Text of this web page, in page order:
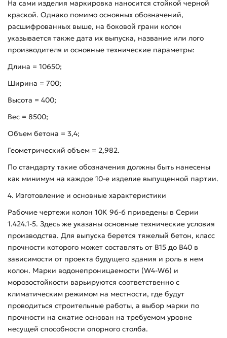
На сами изделия маркировка наносится стойкой черной
краской. Однако помимо основных обозначений,
расшифрованных выше, на боковой грани колон
указывается также дата их выпуска, название или лого
производителя и основные технические параметры:
Длина = 10650;
Ширина = 700;
Высота = 400;
Вес = 8500;
Объем бетона = 3,4;
Геометрический объем = 2,982.
По стандарту такие обозначения должны быть нанесены
как минимум на каждое 10-е изделие выпущенной партии.
4. Изготовление и основные характеристики
Рабочие чертежи колон 10К 96-6 приведены в Серии
1.424.1-5. Здесь же указаны основные технические условия
производства. Для выпуска берется тяжелый бетон, класс
прочности которого может составлять от В15 до В40 в
зависимости от проекта будущего здания и роль в нем
колон. Марки водонепроницаемости (W4-W6) и
морозостойкости варьируются соответственно с
климатическим режимом на местности, где будут
проводиться строительные работы, а выбор марки по
прочности на сжатие основан на требуемом уровне
несущей способности опорного столба.